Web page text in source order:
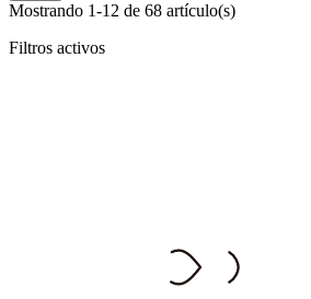
Mostrando 1-12 de 68 artículo(s)
Filtros activos